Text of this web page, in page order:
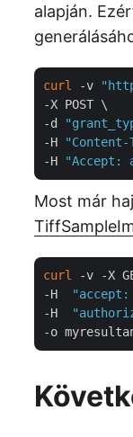
alapján.
curl -v
-X POST \
-d
-H
-H
"Accept:
Most már
curl -v -X
-H
-H